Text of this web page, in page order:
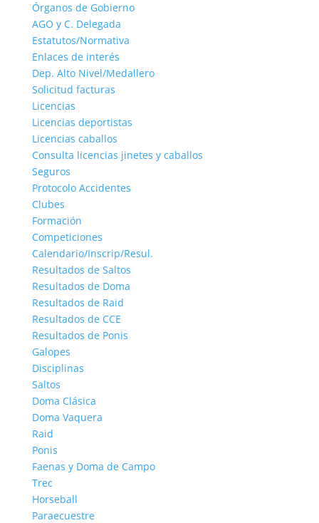
Órganos de Gobierno
AGO y C. Delegada
Estatutos/Normativa
Enlaces de interés
Dep. Alto Nivel/Medallero
Solicitud facturas
Licencias
Licencias deportistas
Licencias caballos
Consulta licencias jinetes y caballos
Seguros
Protocolo Accidentes
Clubes
Formación
Competiciones
Calendario/Inscrip/Resul.
Resultados de Saltos
Resultados de Doma
Resultados de Raid
Resultados de CCE
Resultados de Ponis
Galopes
Disciplinas
Saltos
Doma Clásica
Doma Vaquera
Raid
Ponis
Faenas y Doma de Campo
Trec
Horseball
Paraecuestre